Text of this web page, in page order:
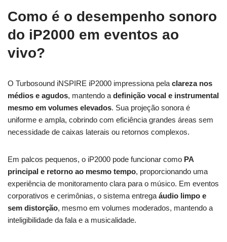
Como é o desempenho sonoro
do iP2000 em eventos ao
vivo?
O Turbosound iNSPIRE iP2000 impressiona pela clareza nos
médios e agudos, mantendo a definição vocal e instrumental
mesmo em volumes elevados. Sua projeção sonora é
uniforme e ampla, cobrindo com eficiência grandes áreas sem
necessidade de caixas laterais ou retornos complexos.
Em palcos pequenos, o iP2000 pode funcionar como PA
principal e retorno ao mesmo tempo, proporcionando uma
experiência de monitoramento clara para o músico. Em eventos
corporativos e cerimônias, o sistema entrega áudio limpo e
sem distorção, mesmo em volumes moderados, mantendo a
inteligibilidade da fala e a musicalidade.